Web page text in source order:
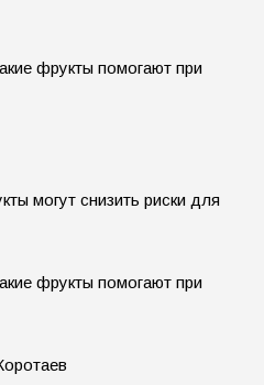
могут снизить риски для